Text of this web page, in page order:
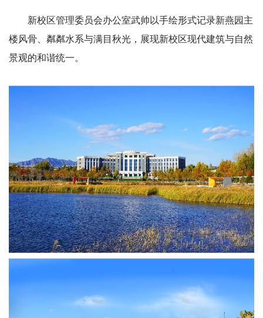
新校区管理委员会办公室武帅以手绘形式记录新燕园主
楼风骨、粼粼水系与满目秋光，展现新校区现代建筑与自然
景观的和谐统一。